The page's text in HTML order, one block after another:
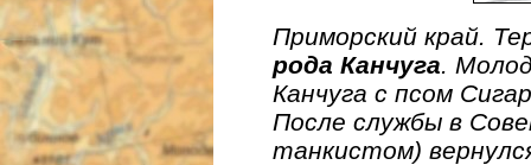
Приморский край.
рода Канчуга.
Канчуга с псом
После службы в
танкистом)